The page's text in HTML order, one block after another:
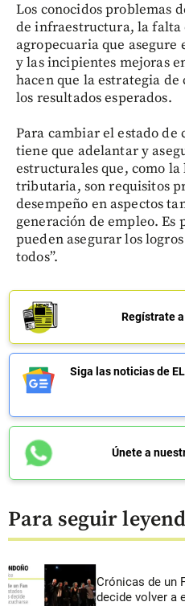
Los conocidos problemas
de infraestructura, la falta
agropecuaria que
y las incipientes mejoras
hacen que la estrategia
los resultados esperados.
Para cambiar el estado de
tiene que adelantar y
estructurales que, como
tributaria, son requisitos
desempeño en aspectos
generación de empleo. Es
pueden asegurar los
todos”.
Regístrate
Siga las noticias de
Únete a
Para seguir
Crónicas de un
decide volver a